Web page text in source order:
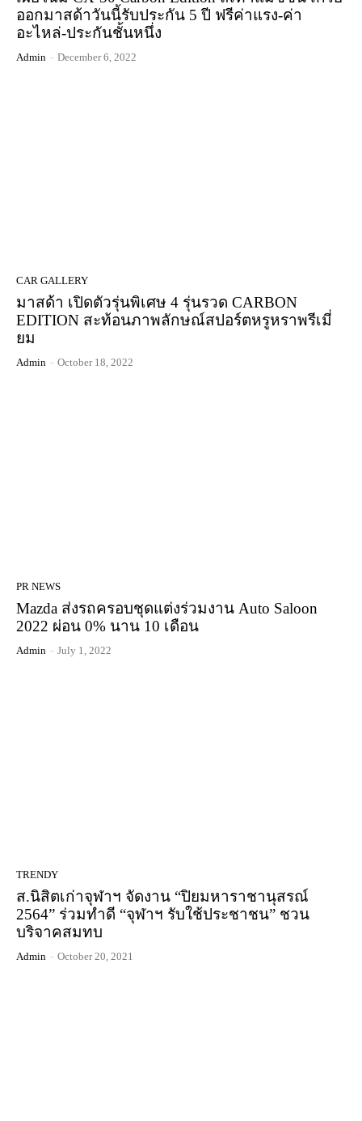
ออกมาสด้าวันนี้รับประกัน 5 ปี ฟรีค่าแรง-ค่า
อะไหล่-ประกันชั้นหนึ่ง
Admin - December 6, 2022
CAR GALLERY
มาสด้า เปิดตัวรุ่นพิเศษ 4 รุ่นรวด CARBON
EDITION สะท้อนภาพลักษณ์สปอร์ตหรูหราพรีเมี่
ยม
Admin - October 18, 2022
PR NEWS
Mazda ส่งรถครอบชุดแต่งร่วมงาน Auto Saloon
2022 ผ่อน 0% นาน 10 เดือน
Admin - July 1, 2022
TRENDY
ส.นิสิตเก่าจุฬาฯ จัดงาน “ปิยมหาราชานุสรณ์
2564” ร่วมทำดี “จุฬาฯ รับใช้ประชาชน” ชวน
บริจาคสมทบ
Admin - October 20, 2021